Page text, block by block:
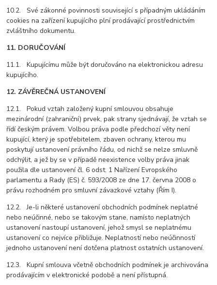
10.2. Své zákonné povinnosti související s případným ukládáním
cookies na zařízení kupujícího plní prodávající prostřednictvím
zvláštního dokumentu.
11. DORUČOVÁNÍ
11.1. Kupujícímu může být doručováno na elektronickou adresu
kupujícího.
12. ZÁVĚREČNÁ USTANOVENÍ
12.1. Pokud vztah založený kupní smlouvou obsahuje
mezinárodní (zahraniční) prvek, pak strany sjednávají, že vztah se
řídí českým právem. Volbou práva podle předchozí věty není
kupující, který je spotřebitelem, zbaven ochrany, kterou mu
poskytují ustanovení právního řádu, od nichž se nelze smluvně
odchýlit, a jež by se v případě neexistence volby práva jinak
použila dle ustanovení čl. 6 odst. 1 Nařízení Evropského
parlamentu a Rady (ES) č. 593/2008 ze dne 17. června 2008 o
právu rozhodném pro smluvní závazkové vztahy (Řím I).
12.2. Je-li některé ustanovení obchodních podmínek neplatné
nebo neúčinné, nebo se takovým stane, namísto neplatných
ustanovení nastoupí ustanovení, jehož smysl se neplatnému
ustanovení co nejvíce přibližuje. Neplatností nebo neúčinností
jednoho ustanovení není dotčena platnost ostatních ustanovení.
12.3. Kupní smlouva včetně obchodních podmínek je archivována
prodávajícím v elektronické podobě a není přístupná.